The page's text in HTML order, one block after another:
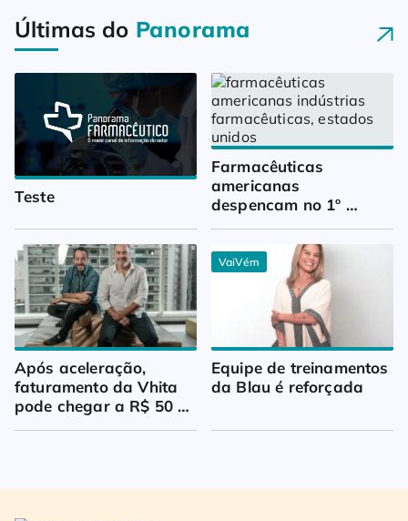
Últimas do Panorama
Teste
Farmacêuticas
americanas
despencam no 1º
trimestre
Após aceleração,
faturamento da Vhita
pode chegar a R$ 50
VaiVém
Equipe de treinamentos
da Blau é reforçada